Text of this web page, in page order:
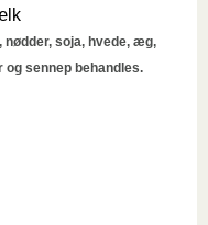
nødder, soja, hvede, æg,
sennep behandles.